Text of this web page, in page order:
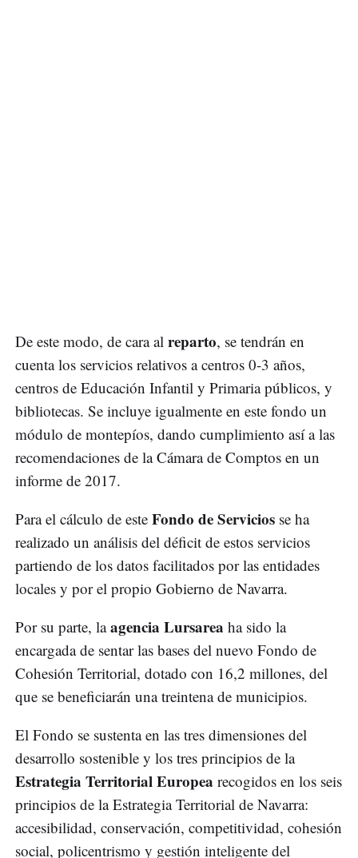
De este modo, de cara al reparto, se tendrán en
cuenta los servicios relativos a centros 0-3 años,
centros de Educación Infantil y Primaria públicos, y
bibliotecas. Se incluye igualmente en este fondo un
módulo de montepíos, dando cumplimiento así a las
recomendaciones de la Cámara de Comptos en un
informe de 2017.
Para el cálculo de este Fondo de Servicios se ha
realizado un análisis del déficit de estos servicios
partiendo de los datos facilitados por las entidades
locales y por el propio Gobierno de Navarra.
Por su parte, laagencia Lursarea ha sido la
encargada de sentar las bases del nuevo Fondo de
Cohesión Territorial, dotado con 16,2 millones, del
que se beneficiarán una treintena de municipios.
El Fondo se sustenta en las tres dimensiones del
desarrollo sostenible y los tres principios de la
Estrategia Territorial Europea recogidos en los seis
principios de la Estrategia Territorial de Navarra:
accesibilidad, conservación, competitividad, cohesión
social, policentrismo y gestión inteligente del